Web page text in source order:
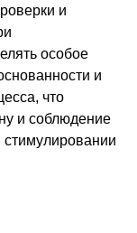
и
особое
и
что
и соблюдение
стимулировании